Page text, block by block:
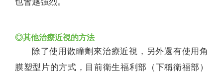
◎其他治療近視的方法
除了使用散瞳劑來治療近視，另外還有使用角
膜塑型片的方式，目前衛生福利部（下稱衛福部）